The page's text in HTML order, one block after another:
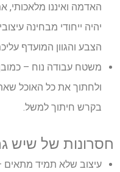
האדמה ואיננו מלאכותי,
יהיה ייחודי מבחינה
הצבע והגוון המועדף
משטח עבודה נוח –
ולחתוך את כל האוכל
בקרש חיתוך למשל.
חסרונות של שיש
עיצוב שלא תמיד מתאים